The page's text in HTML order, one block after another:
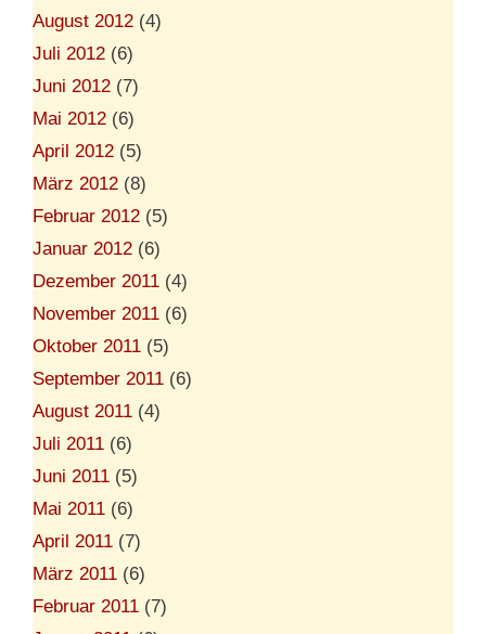
August 2012 (4)
Juli 2012 (6)
Juni 2012 (7)
Mai 2012 (6)
April 2012 (5)
März 2012 (8)
Februar 2012 (5)
Januar 2012 (6)
Dezember 2011 (4)
November 2011 (6)
Oktober 2011 (5)
September 2011 (6)
August 2011 (4)
Juli 2011 (6)
Juni 2011 (5)
Mai 2011 (6)
April 2011 (7)
März 2011 (6)
Februar 2011 (7)